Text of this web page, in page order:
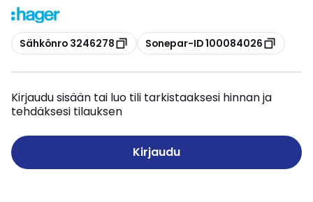
Kopioi
Sähkönro 3246278 Kopioi
Sonepar-ID 100084026
Kirjaudu sisään tai luo tili tarkistaaksesi hinnan ja
tehdäksesi tilauksen
Kirjaudu